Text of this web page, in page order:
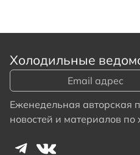
Холодильные
Еженедельная авторская
новостей и материалов по